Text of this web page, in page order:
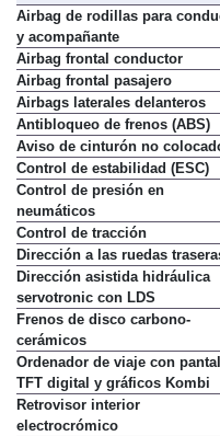
Airbag de rodillas para
y acompañante
Airbag frontal conductor
Airbag frontal pasajero
Airbags laterales delanteros
Antibloqueo de frenos (ABS)
Aviso de cinturón no
Control de estabilidad (ESC)
Control de presión en
neumáticos
Control de tracción
Dirección a las ruedas
Dirección asistida hidráulica
servotronic con LDS
Frenos de disco carbono-
cerámicos
Ordenador de viaje con
TFT digital y gráficos Kombi
Retrovisor interior
electrocrómico